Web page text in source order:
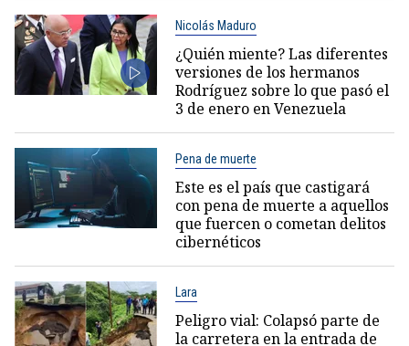
Nicolás Maduro
¿Quién miente? Las diferentes
versiones de los hermanos
Rodríguez sobre lo que pasó el
3 de enero en Venezuela
Pena de muerte
Este es el país que castigará
con pena de muerte a aquellos
que fuercen o cometan delitos
cibernéticos
Lara
Peligro vial: Colapsó parte de
la carretera en la entrada de